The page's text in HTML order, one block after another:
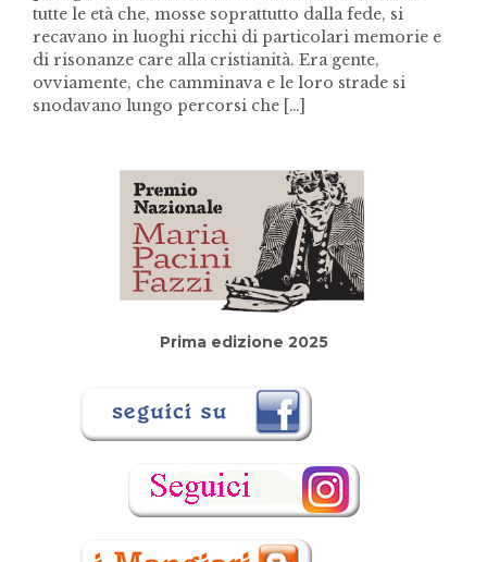
tutte le età che, mosse soprattutto dalla fede, si
recavano in luoghi ricchi di particolari memorie e
di risonanze care alla cristianità. Era gente,
ovviamente, che camminava e le loro strade si
snodavano lungo percorsi che […]
Prima edizione 2025